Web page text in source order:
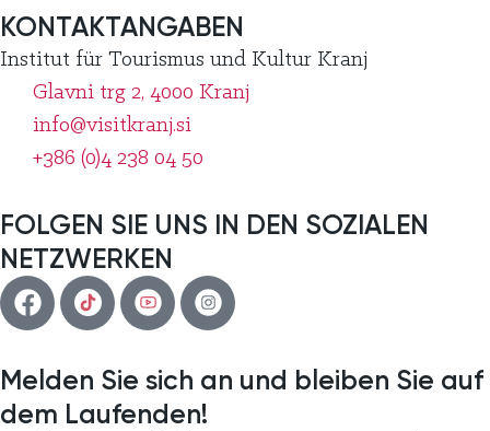
KONTAKTANGABEN
Institut für Tourismus und Kultur Kranj
Glavni trg 2, 4000 Kranj
info@visitkranj.si
+386 (0)4 238 04 50
FOLGEN SIE UNS IN DEN SOZIALEN
NETZWERKEN
Melden Sie sich an und bleiben Sie auf
dem Laufenden!